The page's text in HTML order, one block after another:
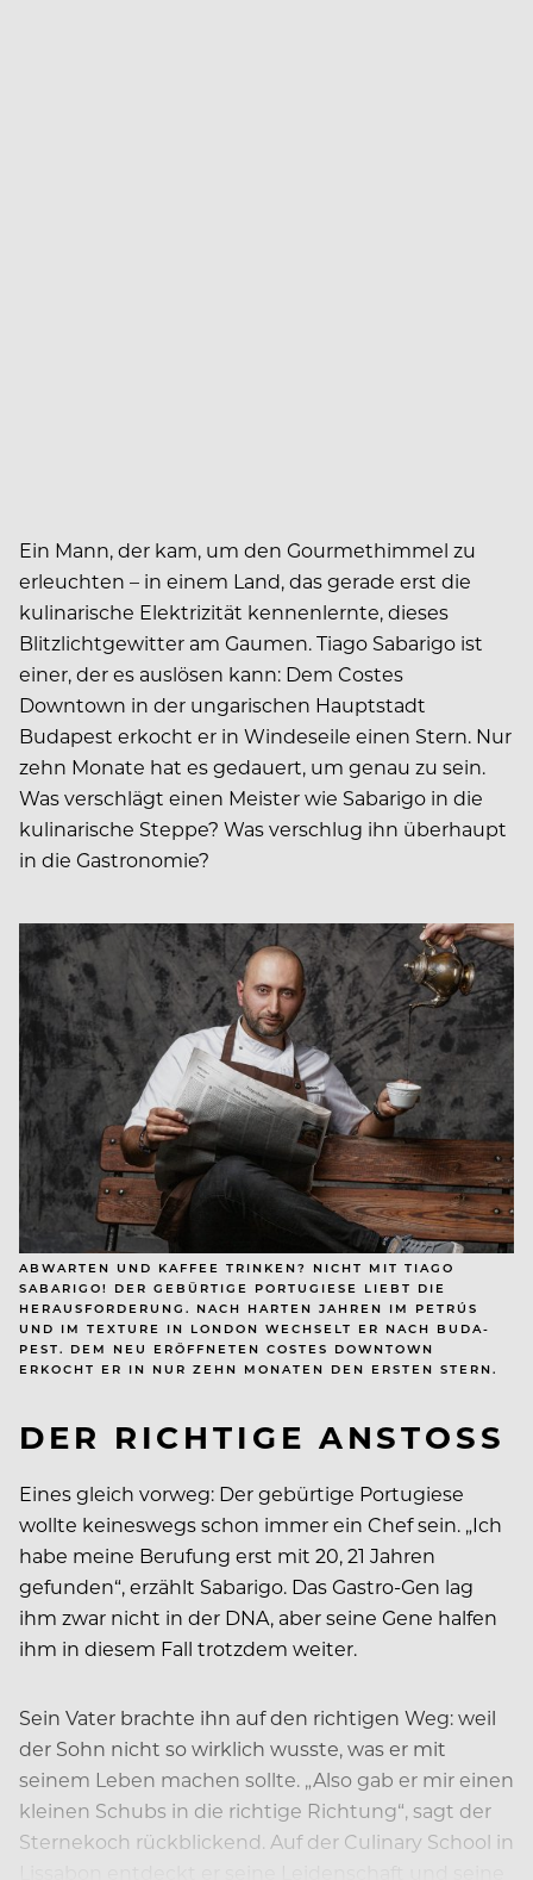
Ein Mann, der kam, um den Gourmethimmel zu
erleuchten – in einem Land, das gerade erst die
kulinarische Elektrizität kennenlernte, dieses
Blitzlichtgewitter am Gaumen. Tiago Sabarigo ist
einer, der es auslösen kann: Dem Costes
Downtown in der ungarischen Hauptstadt
Budapest erkocht er in Windeseile einen Stern. Nur
zehn Monate hat es gedauert, um genau zu sein.
Was verschlägt einen Meister wie Sabarigo in die
kulinarische Steppe? Was verschlug ihn überhaupt
in die Gastronomie?
ABWARTEN UND KAFFEE TRINKEN? NICHT MIT TIAGO
SABARIGO! DER GEBÜRTIGE PORTUGIESE LIEBT DIE
HERAUSFORDERUNG. NACH HARTEN JAHREN IM PETRÚS
UND IM TEXTURE IN LONDON WECHSELT ER NACH BUDA­
PEST. DEM NEU ERÖFFNETEN COSTES DOWNTOWN
ERKOCHT ER IN NUR ZEHN MONATEN DEN ERSTEN STERN.
DER RICHTIGE ANSTOSS
Eines gleich vorweg: Der gebürtige Portugiese
wollte keineswegs schon immer ein Chef sein. „Ich
habe meine Berufung erst mit 20, 21 Jahren
gefunden“, erzählt Sabarigo. Das Gastro-Gen lag
ihm zwar nicht in der DNA, aber seine Gene halfen
ihm in diesem Fall trotzdem weiter.
Sein Vater brachte ihn auf den richtigen Weg: weil
der Sohn nicht so wirklich wusste, was er mit
seinem Leben machen sollte. „Also gab er mir einen
kleinen Schubs in die richtige Richtung“, sagt der
Sternekoch rückblickend. Auf der Culinary School in